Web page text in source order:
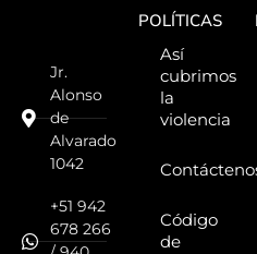
Jr.
Alonso
de
Alvarado
1042
+51 942
678 266
POLÍTICAS
Así
cubrimos
la
violencia
Código
de